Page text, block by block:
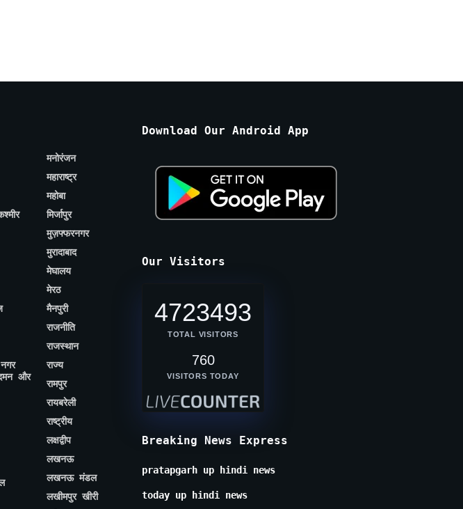
और
मनोरंजन
महाराष्ट्र
महोबा
मिर्जापुर
मुज़फ्फरनगर
मुरादाबाद
मेघालय
मेरठ
मैनपुरी
राजनीति
राजस्थान
राज्य
रामपुर
रायबरेली
राष्ट्रीय
लक्षद्वीप
लखनऊ
लखनऊ मंडल
लखीमपुर खीरी
Download Our Android App
Our Visitors
4723493
TOTAL VISITORS
760
VISITORS TODAY
Breaking News Express
pratapgarh up hindi news
today up hindi news